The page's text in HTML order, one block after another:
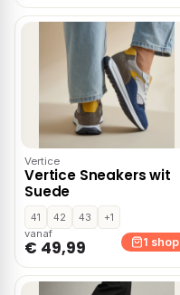
Vertice
Vertice Sneakers wit
Suede
41 42 43
+1
vanaf
€ 49,99 1 shop